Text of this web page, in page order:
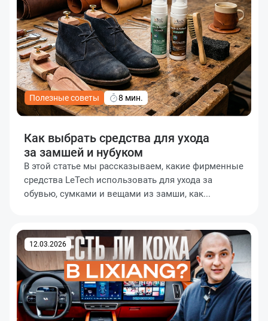
Полезные советы 8 мин.
Как выбрать средства для ухода
за замшей и нубуком
В этой статье мы рассказываем, какие фирменные
средства LeTech использовать для ухода за
обувью, сумками и вещами из замши, как...
12.03.2026